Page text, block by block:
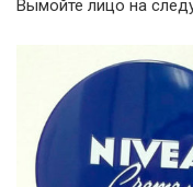
Вымойте лицо на